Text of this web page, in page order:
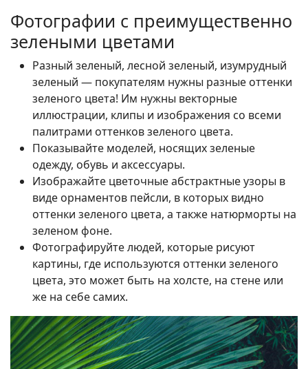
Фотографии с преимущественно
зелеными цветами
Разный зеленый, лесной зеленый, изумрудный
зеленый — покупателям нужны разные оттенки
зеленого цвета! Им нужны векторные
иллюстрации, клипы и изображения со всеми
палитрами оттенков зеленого цвета.
Показывайте моделей, носящих зеленые
одежду, обувь и аксессуары.
Изображайте цветочные абстрактные узоры в
виде орнаментов пейсли, в которых видно
оттенки зеленого цвета, а также натюрморты на
зеленом фоне.
Фотографируйте людей, которые рисуют
картины, где используются оттенки зеленого
цвета, это может быть на холсте, на стене или
же на себе самих.